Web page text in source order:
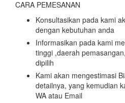
CARA PEMESANAN
Konsultasikan pada kami
dengan kebutuhan anda
Informasikan pada kami
tinggi ,daerah
dipilih
Kami akan mengestimasi
detailnya, yang kemudian
WA atau Email